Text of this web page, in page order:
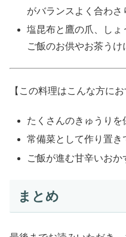
がバランスよく合わさ
塩昆布と鷹の爪、しょ
ご飯のお供やお茶うけ
【この料理はこんな方にお
たくさんのきゅうりを
常備菜として作り置き
ご飯が進む甘辛いおか
まとめ